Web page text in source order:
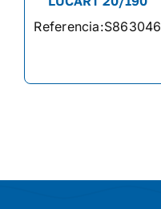
Referencia:S863046